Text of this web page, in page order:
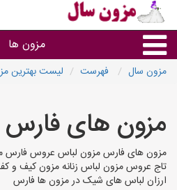
مزون ها
استان ها
مزون سال فهرست لیست بهترین
مزون های فارس
مزون های فارس مزون لباس عروس فارس
تاج عروس مزون لباس زنانه مزون کیف و
ارزان لباس های شیک در مزون ها فارس